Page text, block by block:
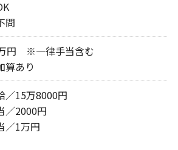
問
円 ※一律手当含む
算あり
／15万8000円
／2000円
／1万円